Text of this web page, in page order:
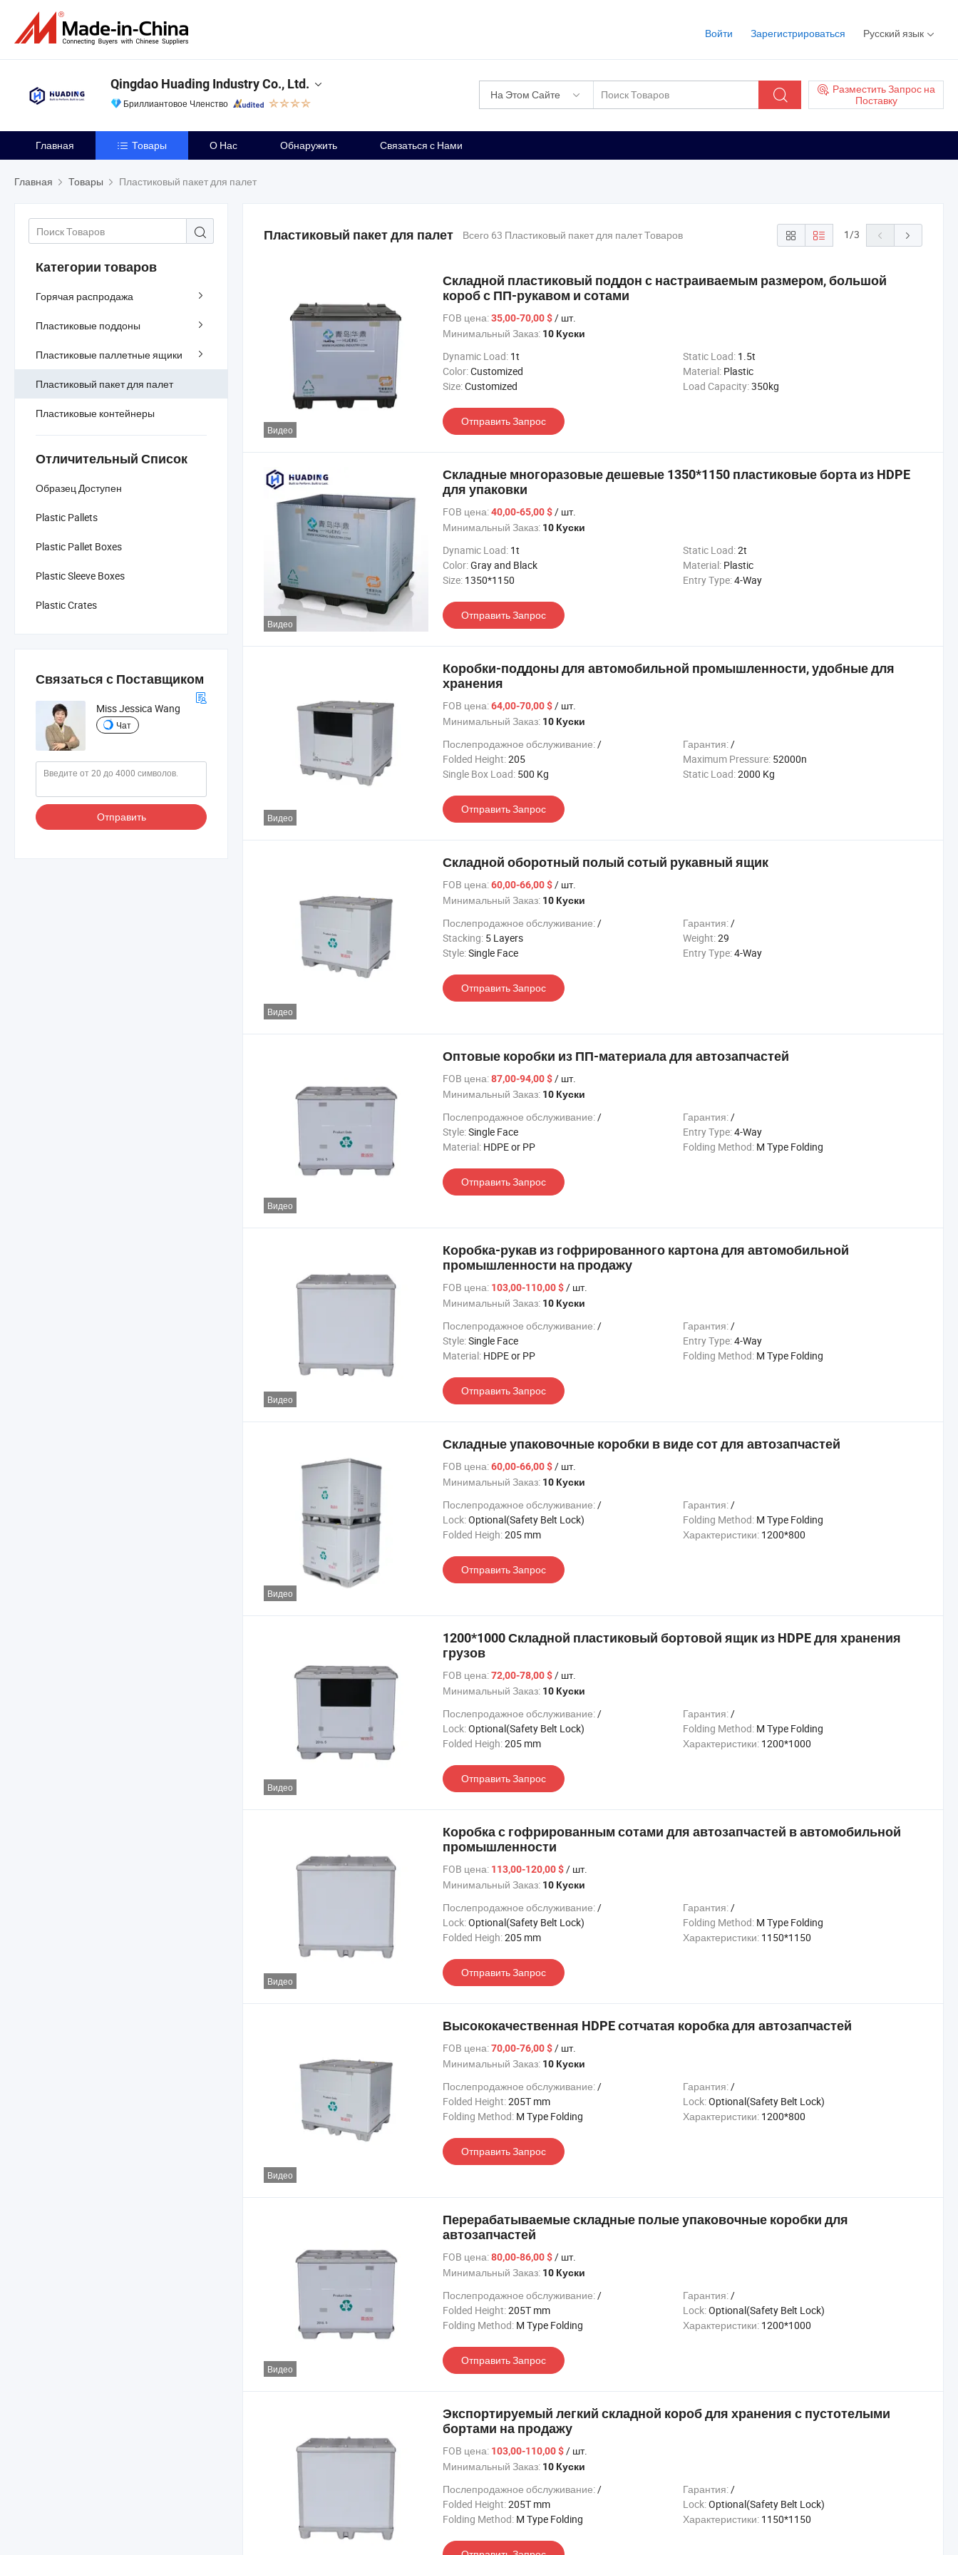
Войти Зарегистрироваться Русский язык
На Этом Сайте
Разместить Запрос на
Поставку
Qingdao Huading Industry Co., Ltd.
Бриллиантовое Членство
Главная Товары О Нас Обнаружить Связаться с Нами
Главная Товары Пластиковый пакет для палет
Категории товаров
Горячая распродажа
Пластиковые поддоны
Пластиковые паллетные ящики
Пластиковый пакет для палет
Пластиковые контейнеры
Отличительный Список
Образец Доступен
Plastic Pallets
Plastic Pallet Boxes
Plastic Sleeve Boxes
Plastic Crates
Связаться с Поставщиком
Miss Jessica Wang
Чат
Отправить
Пластиковый пакет для палет Всего 63 Пластиковый пакет для палет Товаров 1/3
Видео
Складной пластиковый поддон с настраиваемым размером, большой
короб с ПП-рукавом и сотами
FOB цена:35,00-70,00 $/ шт.
Минимальный Заказ: 10 Куски
Dynamic Load: 1t Static Load: 1.5t
Color:Customized Material: Plastic
Size:Customized Load Capacity:350kg
Отправить Запрос
Видео
Складные многоразовые дешевые 1350*1150 пластиковые борта из HDPE
для упаковки
FOB цена:40,00-65,00 $/ шт.
Минимальный Заказ: 10 Куски
Dynamic Load: 1t Static Load:2t
Color:Gray and Black Material: Plastic
Size: 1350*1150 Entry Type:4-Way
Отправить Запрос
Видео
Коробки-поддоны для автомобильной промышленности, удобные для
хранения
FOB цена:64,00-70,00 $/ шт.
Минимальный Заказ: 10 Куски
Послепродажное обслуживание:/ Гарантия:/
Folded Height:205 Maximum Pressure: 52000n
Single Box Load: 500 Kg Static Load:2000 Kg
Отправить Запрос
Видео
Складной оборотный полый сотый рукавный ящик
FOB цена:60,00-66,00 $/ шт.
Минимальный Заказ: 10 Куски
Послепродажное обслуживание:/ Гарантия:/
Stacking: 5 Layers Weight:29
Style:Single Face Entry Type:4-Way
Отправить Запрос
Видео
Оптовые коробки из ПП-материала для автозапчастей
FOB цена:87,00-94,00 $/ шт.
Минимальный Заказ: 10 Куски
Послепродажное обслуживание:/ Гарантия:/
Style:Single Face Entry Type:4-Way
Material: HDPE or PP Folding Method: M Type Folding
Отправить Запрос
Видео
Коробка-рукав из гофрированного картона для автомобильной
промышленности на продажу
FOB цена: 103,00-110,00 $/ шт.
Минимальный Заказ: 10 Куски
Послепродажное обслуживание:/ Гарантия:/
Style:Single Face Entry Type:4-Way
Material: HDPE or PP Folding Method: M Type Folding
Отправить Запрос
Видео
Складные упаковочные коробки в виде сот для автозапчастей
FOB цена:60,00-66,00 $/ шт.
Минимальный Заказ: 10 Куски
Послепродажное обслуживание:/ Гарантия:/
Lock:Optional(Safety Belt Lock) Folding Method: M Type Folding
Folded Heigh:205 mm Характеристики: 1200*800
Отправить Запрос
Видео
1200*1000 Складной пластиковый бортовой ящик из HDPE для хранения
грузов
FOB цена:72,00-78,00 $/ шт.
Минимальный Заказ: 10 Куски
Послепродажное обслуживание:/ Гарантия:/
Lock:Optional(Safety Belt Lock) Folding Method: M Type Folding
Folded Heigh:205 mm Характеристики: 1200*1000
Отправить Запрос
Видео
Коробка с гофрированным сотами для автозапчастей в автомобильной
промышленности
FOB цена: 113,00-120,00 $/ шт.
Минимальный Заказ: 10 Куски
Послепродажное обслуживание:/ Гарантия:/
Lock:Optional(Safety Belt Lock) Folding Method: M Type Folding
Folded Heigh:205 mm Характеристики: 1150*1150
Отправить Запрос
Видео
Высококачественная HDPE сотчатая коробка для автозапчастей
FOB цена:70,00-76,00 $/ шт.
Минимальный Заказ: 10 Куски
Послепродажное обслуживание:/ Гарантия:/
Folded Height:205T mm Lock:Optional(Safety Belt Lock)
Folding Method: M Type Folding Характеристики: 1200*800
Отправить Запрос
Видео
Перерабатываемые складные полые упаковочные коробки для
автозапчастей
FOB цена:80,00-86,00 $/ шт.
Минимальный Заказ: 10 Куски
Послепродажное обслуживание:/ Гарантия:/
Folded Height:205T mm Lock:Optional(Safety Belt Lock)
Folding Method: M Type Folding Характеристики: 1200*1000
Отправить Запрос
Экспортируемый легкий складной короб для хранения с пустотелыми
бортами на продажу
FOB цена: 103,00-110,00 $/ шт.
Минимальный Заказ: 10 Куски
Послепродажное обслуживание:/ Гарантия:/
Folded Height:205T mm Lock:Optional(Safety Belt Lock)
Folding Method: M Type Folding Характеристики: 1150*1150